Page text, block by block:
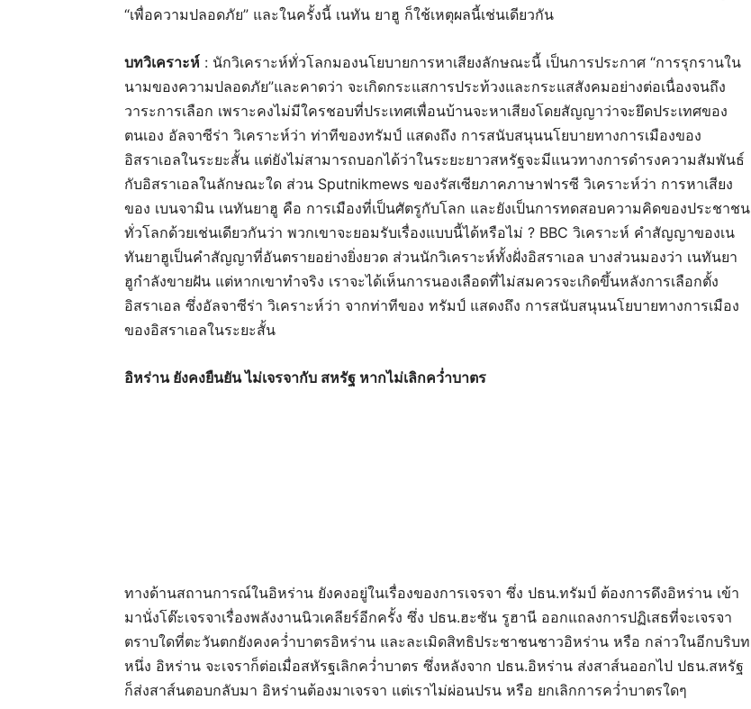
“เพื่อความปลอดภัย” และในครั้งนี้ เนทัน ยาฮู ก็ใช้เหตุผลนี้เช่นเดียวกัน
บทวิเคราะห์ : นักวิเคราะห์ทั่วโลกมองนโยบายการหาเสียงลักษณะนี้ เป็นการประกาศ “การรุกรานใน
นามของความปลอดภัย”และคาดว่า จะเกิดกระแสการประท้วงและกระแสสังคมอย่างต่อเนื่องจนถึง
วาระการเลือก เพราะคงไม่มีใครชอบที่ประเทศเพื่อนบ้านจะหาเสียงโดยสัญญาว่าจะยึดประเทศของ
ตนเอง อัลจาซีร่า วิเคราะห์ว่า ท่าทีของทรัมป์ แสดงถึง การสนับสนุนนโยบายทางการเมืองของ
อิสราเอลในระยะสั้น แต่ยังไม่สามารถบอกได้ว่าในระยะยาวสหรัฐจะมีแนวทางการดำรงความสัมพันธ์
กับอิสราเอลในลักษณะใด ส่วน Sputnikmews ของรัสเซียภาคภาษาฟารซี วิเคราะห์ว่า การหาเสียง
ของ เบนจามิน เนทันยาฮู คือ การเมืองที่เป็นศัตรูกับโลก และยังเป็นการทดสอบความคิดของประชาชน
ทั่วโลกด้วยเช่นเดียวกันว่า พวกเขาจะยอมรับเรื่องแบบนี้ได้หรือไม่ ? BBC วิเคราะห์ คำสัญญาของเน
ทันยาฮูเป็นคำสัญญาที่อันตรายอย่างยิ่งยวด ส่วนนักวิเคราะห์ทั้งฝั่งอิสราเอล บางส่วนมองว่า เนทันยา
ฮูกำลังขายฝัน แต่หากเขาทำจริง เราจะได้เห็นการนองเลือดที่ไม่สมควรจะเกิดขึ้นหลังการเลือกตั้ง
อิสราเอล ซึ่งอัลจาซีร่า วิเคราะห์ว่า จากท่าทีของ ทรัมป์ แสดงถึง การสนับสนุนนโยบายทางการเมือง
ของอิสราเอลในระยะสั้น
อิหร่าน ยังคงยืนยัน ไม่เจรจากับ สหรัฐ หากไม่เลิกคว่ำบาตร
ทางด้านสถานการณ์ในอิหร่าน ยังคงอยู่ในเรื่องของการเจรจา ซึ่ง ปธน.ทรัมป์ ต้องการดึงอิหร่าน เข้า
มานั่งโต๊ะเจรจาเรื่องพลังงานนิวเคลียร์อีกครั้ง ซึ่ง ปธน.ฮะซัน รูฮานี ออกแถลงการปฏิเสธที่จะเจรจา
ตราบใดที่ตะวันตกยังคงคว่ำบาตรอิหร่าน และละเมิดสิทธิประชาชนชาวอิหร่าน หรือ กล่าวในอีกบริบท
หนึ่ง อิหร่าน จะเจราก็ต่อเมื่อสหัรฐเลิกคว่ำบาตร ซึ่งหลังจาก ปธน.อิหร่าน ส่งสาส์นออกไป ปธน.สหรัฐ
ก็ส่งสาส์นตอบกลับมา อิหร่านต้องมาเจรจา แต่เราไม่ผ่อนปรน หรือ ยกเลิกการคว่ำบาตรใดๆ